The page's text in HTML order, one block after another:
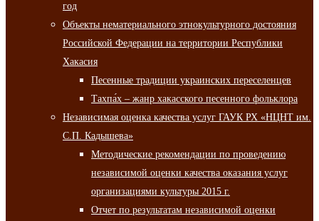
год
Объекты нематериального этнокультурного достояния
Российской Федерации на территории Республики
Хакасия
Песенные традиции украинских переселенцев
Тахпа́х – жанр хакасского песенного фольклора
Независимая оценка качества услуг ГАУК РХ «НЦНТ им.
С.П. Кадышева»
Методические рекомендации по проведению
независимой оценки качества оказания услуг
организациями культуры 2015 г.
Отчет по результатам независимой оценки